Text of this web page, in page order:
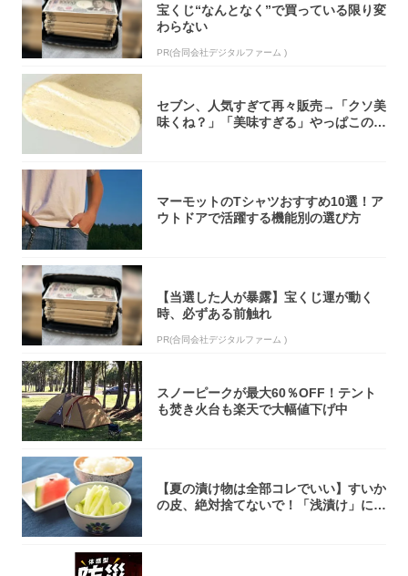
宝くじ“なんとなく”で買っている限り変
わらない
PR(合同会社デジタルファーム )
セブン、人気すぎて再々販売→「クソ美
味くね？」「美味すぎる」やっぱこのク
マーモットのTシャツおすすめ10選！ア
ウトドアで活躍する機能別の選び方
【当選した人が暴露】宝くじ運が動く
時、必ずある前触れ
PR(合同会社デジタルファーム )
スノーピークが最大60％OFF！テント
も焚き火台も楽天で大幅値下げ中
【夏の漬け物は全部コレでいい】すいか
の皮、絶対捨てないで！「浅漬け」にす